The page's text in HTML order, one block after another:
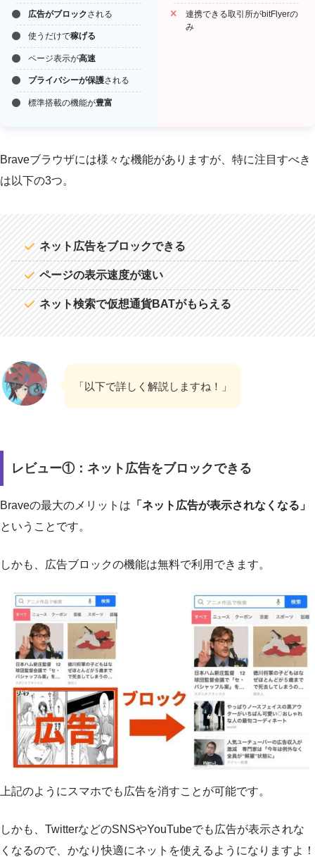
広告がブロックされる
使うだけで稼げる
ページ表示が高速
プライバシーが保護される
標準搭載の機能が豊富
連携できる取引所がbitFlyerの
み
Braveブラウザには様々な機能がありますが、特に注目すべき
は以下の3つ。
ネット広告をブロックできる
ページの表示速度が速い
ネット検索で仮想通貨BATがもらえる
「以下で詳しく解説しますね！」
レビュー①：ネット広告をブロックできる
Braveの最大のメリットは 「ネット広告が表示されなくなる」
ということです。
しかも、広告ブロックの機能は無料で利用できます。
上記のようにスマホでも広告を消すことが可能です。
しかも、TwitterなどのSNSやYouTubeでも広告が表示されな
くなるので、かなり快適にネットを使えるようになりますよ！